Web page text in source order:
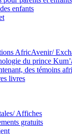
enfants
AfricAvenir/
du prince
des témoins
livres
Affiches
gratuits